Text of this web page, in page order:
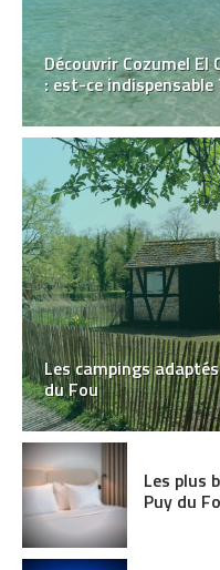
Découvrir Cozumel El
: est-ce indispensable
Les campings
du Fou
Les plus
Puy du